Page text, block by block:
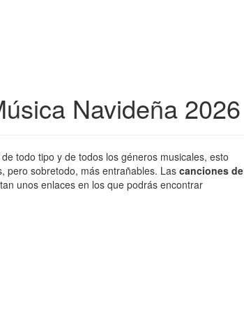
Navideña 2026
todo tipo y de todos los géneros musicales, esto
pero sobretodo, más entrañables. Las canciones de
unos enlaces en los que podrás encontrar